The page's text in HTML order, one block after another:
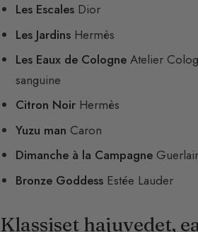
Les Escales Dior
Les Jardins Hermès
Les Eaux de Cologne Atelier
sanguine
Citron Noir Hermès
Yuzu man Caron
Dimanche à la Campagne
Bronze Goddess Estée Lauder
Klassiset hajuvedet,